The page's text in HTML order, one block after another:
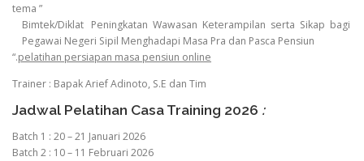
tema ”
Bimtek/Diklat Peningkatan Wawasan Keterampilan serta Sikap bagi
Pegawai Negeri Sipil Menghadapi Masa Pra dan Pasca Pensiun
“.pelatihan persiapan masa pensiun online
Trainer : Bapak Arief Adinoto, S.E dan Tim
Jadwal Pelatihan Casa Training 2026 :
Batch 1 : 20 – 21 Januari 2026
Batch 2 : 10 – 11 Februari 2026